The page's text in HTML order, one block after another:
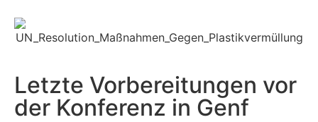
Letzte Vorbereitungen vor
der Konferenz in Genf